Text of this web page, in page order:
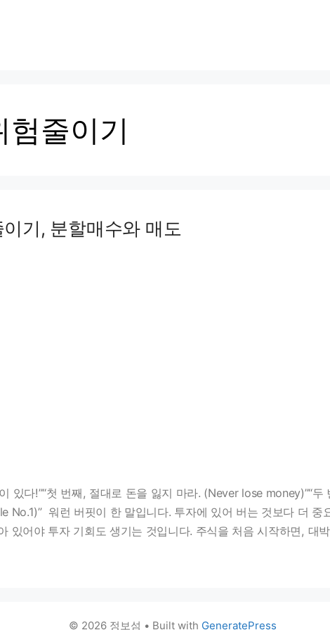
험줄이기
기, 분할매수와 매도
있다!”“첫 번째, 절대로 돈을 잃지 마라. (Never lose money)”“
No.1)” 워런 버핏이 한 말입니다. 투자에 있어 버는 것보다 더 중
있어야 투자 기회도 생기는 것입니다. 주식을 처음 시작하면, 대
© 2026 정보섬 • Built with GeneratePress